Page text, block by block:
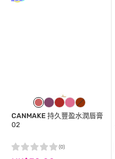
CANMAKE 持久豐盈水潤唇膏
02
(0)